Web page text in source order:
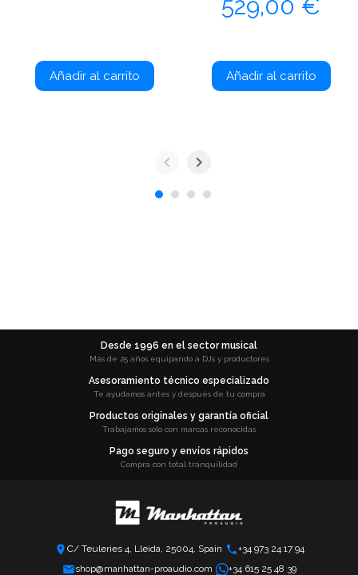
Añadir al carrito
529,00 €
Añadir al carrito
Desde 1996 en el sector musical
Más de 25 años equipando a DJs y productores
Asesoramiento técnico especializado
Te ayudamos antes y después de tu compra
Productos originales y garantía oficial
Trabajamos solo con marcas reconocidas
Pago seguro y envíos rápidos
Compra con total tranquilidad
C/ Teuleries 4, Lleida, 25004, Spain
+34 973 24 17 94
shop@manhattan-proaudio.com
+34 615 25 48 39